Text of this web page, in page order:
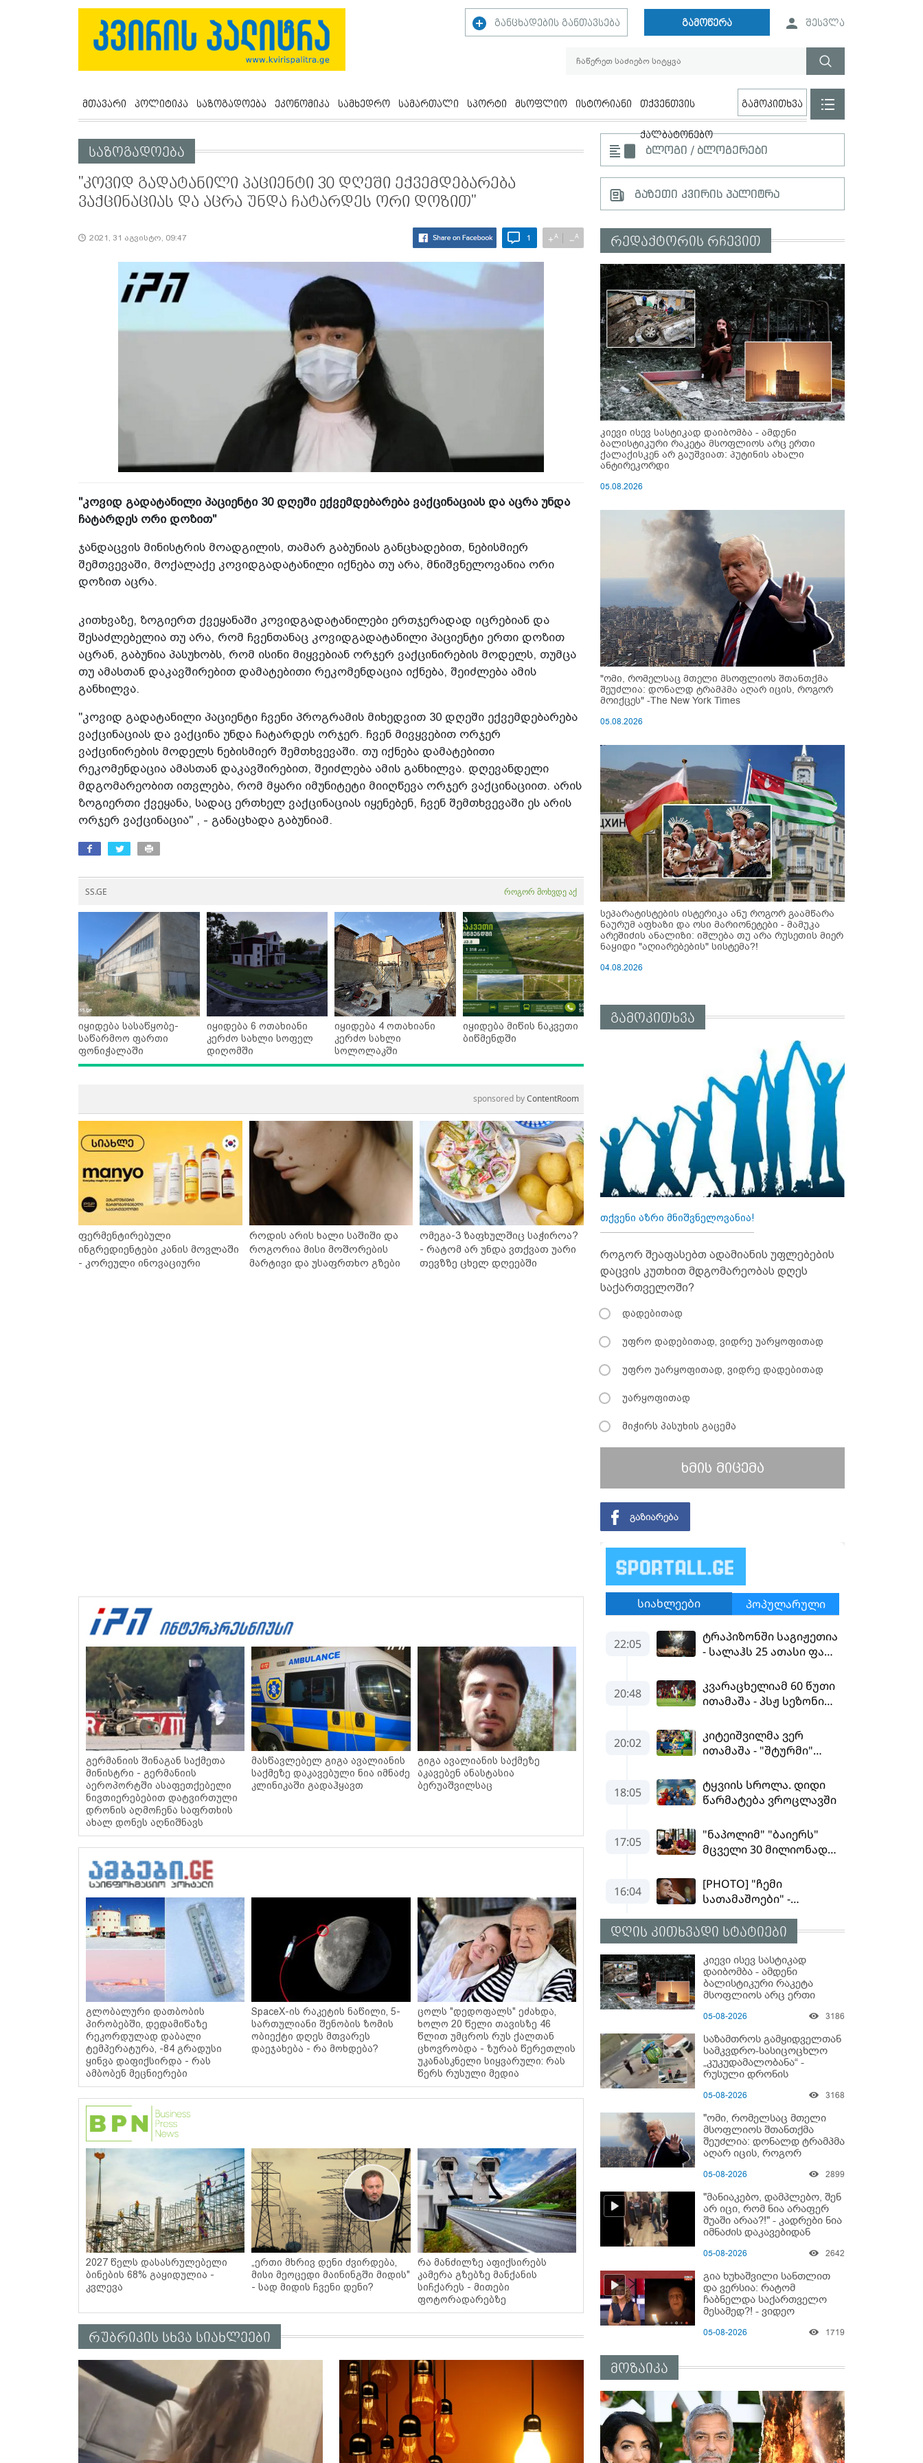
განცხადების განთავსება გამოწერა შესვლა
მთავარი პოლიტიკა საზოგადოება ეკონომიკა სამხედრო სამართალი სპორტი მსოფლიო ისტორიანი თქვენთვის
ქალბატონებო
გამოკითხვა
საზოგადოება
"კოვიდ გადატანილი პაციენტი 30 დღეში ექვემდებარება
ვაქცინაციას და აცრა უნდა ჩატარდეს ორი დოზით"
2021, 31 აგვისტო, 09:47 1 +A −A
"კოვიდ გადატანილი პაციენტი 30 დღეში ექვემდებარება ვაქცინაციას და აცრა უნდა
ჩატარდეს ორი დოზით"
ჯანდაცვის მინისტრის მოადგილის, თამარ გაბუნიას განცხადებით, ნებისმიერ
შემთვევაში, მოქალაქე კოვიდგადატანილი იქნება თუ არა, მნიშვნელოვანია ორი
დოზით აცრა.
კითხვაზე, ზოგიერთ ქვეყანაში კოვიდგადატანილები ერთჯერადად იცრებიან და
შესაძლებელია თუ არა, რომ ჩვენთანაც კოვიდგადატანილი პაციენტი ერთი დოზით
აცრან, გაბუნია პასუხობს, რომ ისინი მიყვებიან ორჯერ ვაქცინირების მოდელს, თუმცა
თუ ამასთან დაკავშირებით დამატებითი რეკომენდაცია იქნება, შეიძლება ამის
განხილვა.
"კოვიდ გადატანილი პაციენტი ჩვენი პროგრამის მიხედვით 30 დღეში ექვემდებარება
ვაქცინაციას და ვაქცინა უნდა ჩატარდეს ორჯერ. ჩვენ მივყვებით ორჯერ
ვაქცინირების მოდელს ნებისმიერ შემთხვევაში. თუ იქნება დამატებითი
რეკომენდაცია ამასთან დაკავშირებით, შეიძლება ამის განხილვა. დღევანდელი
მდგომარეობით ითვლება, რომ მყარი იმუნიტეტი მიიღწევა ორჯერ ვაქცინაციით. არის
ზოგიერთი ქვეყანა, სადაც ერთხელ ვაქცინაციას იყენებენ, ჩვენ შემთხვევაში ეს არის
ორჯერ ვაქცინაცია" , - განაცხადა გაბუნიამ.
SS.GE როგორ მოხვდე აქ
იყიდება სასაწყობე-
საწარმოო ფართი
ფონიჭალაში
იყიდება 6 ოთახიანი
კერძო სახლი სოფელ
დიღომში
იყიდება 4 ოთახიანი
კერძო სახლი
სოლოლაკში
იყიდება მიწის ნაკვეთი
ბიწმენდში
sponsored byContentRoom
ფერმენტირებული
ინგრედიენტები კანის მოვლაში
- კორეული ინოვაციური
როდის არის ხალი საშიში და
როგორია მისი მოშორების
მარტივი და უსაფრთხო გზები
ომეგა-3 ზაფხულშიც საჭიროა?
- რატომ არ უნდა ვთქვათ უარი
თევზზე ცხელ დღეებში
გერმანიის შინაგან საქმეთა
მინისტრი - გერმანიის
აეროპორტში ასაფეთქებელი
ნივთიერებებით დატვირთული
დრონის აღმოჩენა საფრთხის
ახალ დონეს აღნიშნავს
მასწავლებელ გიგა ავალიანის
საქმეზე დაკავებული ნია იმნაძე
კლინიკაში გადაჰყავთ
გიგა ავალიანის საქმეზე
აკავებენ ანასტასია
ბერუაშვილსაც
გლობალური დათბობის
პირობებში, დედამიწაზე
რეკორდულად დაბალი
ტემპერატურა, -84 გრადუსი
ყინვა დაფიქსირდა - რას
ამბობენ მეცნიერები
SpaceX-ის რაკეტის ნაწილი, 5-
სართულიანი შენობის ზომის
ობიექტი დღეს მთვარეს
დაეჯახება - რა მოხდება?
ცოლს "დედოფალს" ეძახდა,
ხოლო 20 წელი თავისზე 46
წლით უმცროს რუს ქალთან
ცხოვრობდა - ზურაბ წერეთლის
უკანასკნელი სიყვარული: რას
წერს რუსული მედია
2027 წელს დასასრულებელი
ბინების 68% გაყიდულია -
კვლევა
„ერთი მხრივ დენი ძვირდება,
მისი მეოცედი მაინინგში მიდის"
- სად მიდის ჩვენი დენი?
რა მანძილზე აფიქსირებს
კამერა გზებზე მანქანის
სიჩქარეს - მითები
ფოტორადარებზე
რუბრიკის სხვა სიახლეები
ბლოგი / ბლოგერები
გაზეთი კვირის პალიტრა
რედაქტორის რჩევით
კიევი ისევ სასტიკად დაიბომბა - ამდენი
ბალისტიკური რაკეტა მსოფლიოს არც ერთი
ქალაქისკენ არ გაუშვიათ: პუტინის ახალი
ანტირეკორდი
05.08.2026
"ომი, რომელსაც მთელი მსოფლიოს შთანთქმა
შეუძლია: დონალდ ტრამპმა აღარ იცის, როგორ
მოიქცეს" -The New York Times
05.08.2026
სეპარატისტების ისტერიკა ანუ როგორ გაამწარა
ნაურუმ აფხაზი და ოსი მარიონეტები - მამუკა
არეშიძის ანალიზი: იშლება თუ არა რუსეთის მიერ
ნაყიდი "აღიარებების" სისტემა?!
04.08.2026
გამოკითხვა
თქვენი აზრი მნიშვნელოვანია!
როგორ შეაფასებთ ადამიანის უფლებების
დაცვის კუთხით მდგომარეობას დღეს
საქართველოში?
დადებითად
უფრო დადებითად, ვიდრე უარყოფითად
უფრო უარყოფითად, ვიდრე დადებითად
უარყოფითად
მიჭირს პასუხის გაცემა
ხმის მიცემა
დღის კითხვადი სტატიები
კიევი ისევ სასტიკად
დაიბომბა - ამდენი
ბალისტიკური რაკეტა
მსოფლიოს არც ერთი
პუტინის ახალი
05-08-2026 3186
საზამთროს გამყიდველთან
სამკვდრო-სასიცოცხლო
„კუკუდამალობანა“ -
რუსული დრონის
ვიდეო
05-08-2026 3168
"ომი, რომელსაც მთელი
მსოფლიოს შთანთქმა
შეუძლია: დონალდ ტრამპმა
აღარ იცის, როგორ
Times
05-08-2026 2899
"მანიაკებო, დამპლებო, შენ
არ იცი, რომ ნია არაფერ
შუაში არაა?!" - კადრები ნია
იმნაძის დაკავებიდან
05-08-2026 2642
გია ხუხაშვილი სანთლით
და ვერსია: რატომ
ჩაბნელდა საქართველო
მესამედ?! - ვიდეო
05-08-2026 1719
მოზაიკა